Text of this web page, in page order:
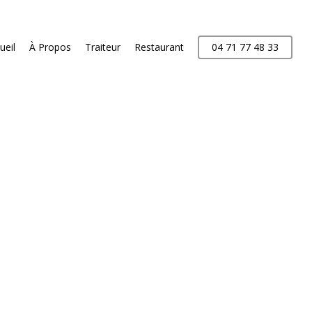
À Propos Traiteur Restaurant 04 71 77 48 33